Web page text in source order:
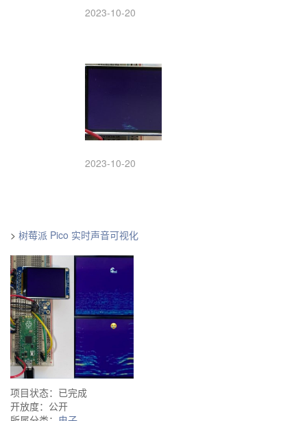
2023-10-20
2023-10-20
> 树莓派 Pico 实时声音可视化
项目状态：已完成
开放度：公开